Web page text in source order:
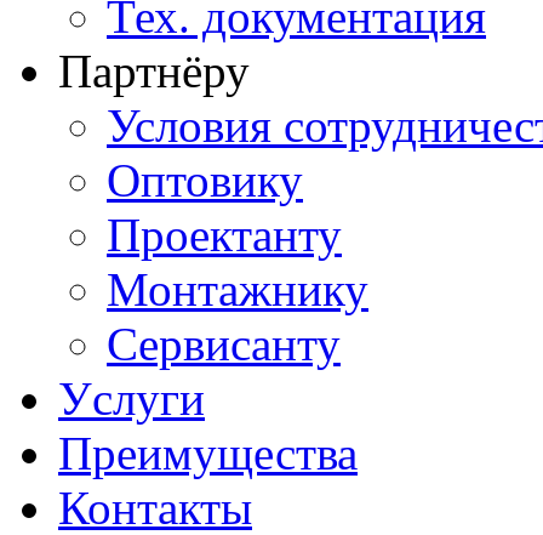
Тех. документация
Партнёру
Условия
Оптовику
Проектанту
Монтажнику
Сервисанту
Услуги
Преимущества
Контакты